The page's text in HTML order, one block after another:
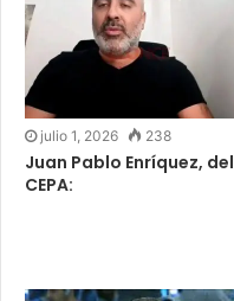
julio 1, 2026 238
Juan Pablo Enríquez, del
CEPA: